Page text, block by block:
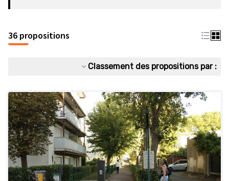
36 propositions
Classement des propositions par :